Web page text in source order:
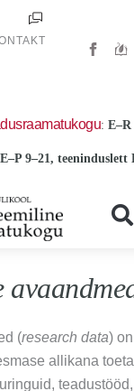
:E–R
9–21, teeninduslett
(research data)
allikana